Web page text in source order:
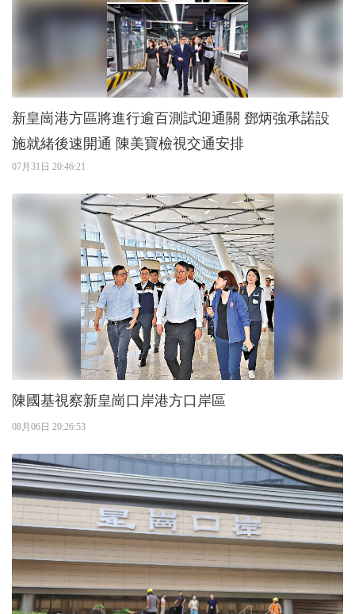
新皇崗港方區將進行逾百測試迎通關 鄧炳強承諾設
施就緒後速開通 陳美寶檢視交通安排
07月31日 20:46:21
陳國基視察新皇崗口岸港方口岸區
08月06日 20:26:53